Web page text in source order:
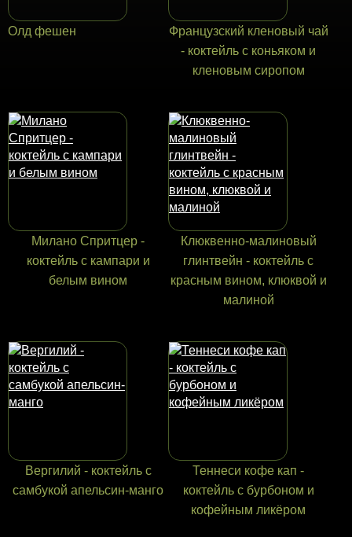
Олд фешен
Французский кленовый чай
- коктейль с коньяком и
кленовым сиропом
Милано Спритцер -
коктейль с кампари и
белым вином
Клюквенно-малиновый
глинтвейн - коктейль с
красным вином, клюквой и
малиной
Вергилий - коктейль с
самбукой апельсин-манго
Теннеси кофе кап -
коктейль с бурбоном и
кофейным ликёром